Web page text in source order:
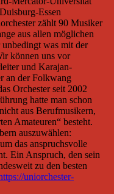
Essen
zählt 90 Musiker
aus allen möglichen
was mit der
können uns vor
und Karajan-
an der Folkwang
Orchester seit 2002
hatte man schon
aus Berufmusikern,
Amateuren“ besteht.
auszuwählen:
das anspruchsvolle
Ein Anspruch, den sein
zu den besten
uniorchester-